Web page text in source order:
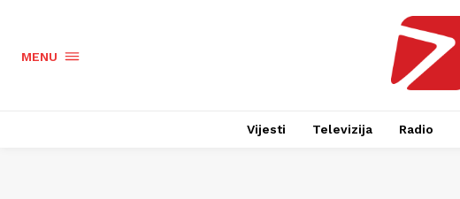
MENU
Vijesti Televizija Radio